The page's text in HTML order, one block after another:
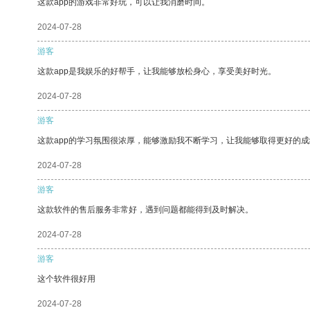
这款app的游戏非常好玩，可以让我消磨时间。
2024-07-28
游客
这款app是我娱乐的好帮手，让我能够放松身心，享受美好时光。
2024-07-28
游客
这款app的学习氛围很浓厚，能够激励我不断学习，让我能够取得更好的
2024-07-28
游客
这款软件的售后服务非常好，遇到问题都能得到及时解决。
2024-07-28
游客
这个软件很好用
2024-07-28